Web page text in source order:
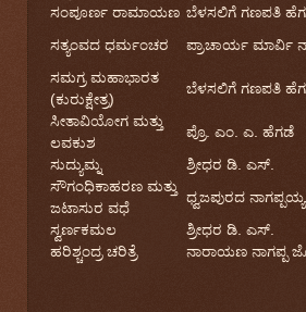
ಸಂಪೂರ್ಣ ರಾಮಾಯಣ ಬೆಳಸಲಿಗೆ ಗಣಪತಿ
ಸತ್ಯಂವದ ಧರ್ಮಂಚರ
ಪ್ರಾಚಾರ್ಯ ಮಾರ್ವಿ
ಸಮಗ್ರ ಮಹಾಭಾರತ
(ಕುರುಕ್ಷೇತ್ರ)
ಬೆಳಸಲಿಗೆ ಗಣಪತಿ
ಸೀತಾವಿಯೋಗ ಮತ್ತು
ಲವಕುಶ
ಪ್ರೊ. ಎಂ. ಎ. ಹೆಗಡೆ
ಸುದ್ಯುಮ್ನ
ಶ್ರೀಧರ ಡಿ. ಎಸ್.
ಸೌಗಂಧಿಕಾಹರಣ ಮತ್ತು
ಜಟಾಸುರ ವಧೆ
ಧ್ವಜಪುರದ ನಾಗಪ್ಪಯ್ಯ
ಸ್ವರ್ಣಕಮಲ
ಶ್ರೀಧರ ಡಿ. ಎಸ್.
ಹರಿಶ್ಚಂದ್ರ ಚರಿತ್ರೆ
ನಾರಾಯಣ ನಾಗಪ್ಪ